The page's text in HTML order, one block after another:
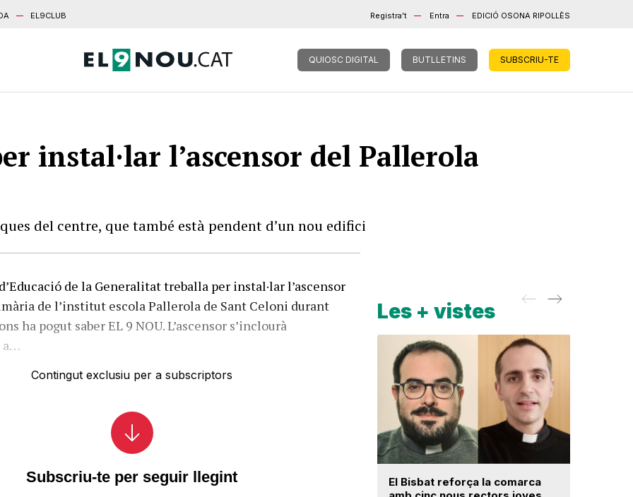
EL9CLUB Registra't Entra EDICIÓ OSONA RIPOLLÈS
QUIOSC DIGITAL BUTLLETINS SUBSCRIU-TE
instal·lar l’ascensor del Pallerola
del centre, que també està pendent d’un nou edifici
de la Generalitat treballa per instal·lar l’ascensor
de l’institut escola Pallerola de Sant Celoni durant
ha pogut saber EL 9 NOU. L’ascensor s’inclourà
a…
Contingut exclusiu per a subscriptors
Les + vistes
El Bisbat reforça la comarca